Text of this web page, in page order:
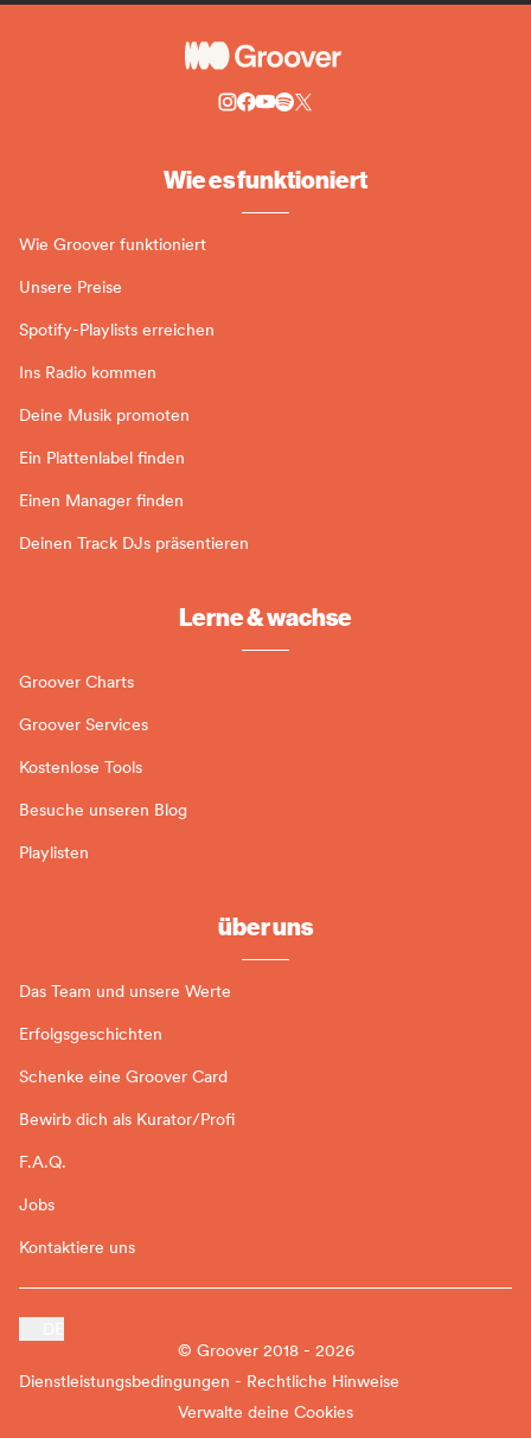
Wie es funktioniert
Wie Groover funktioniert
Unsere Preise
Spotify-Playlists erreichen
Ins Radio kommen
Deine Musik promoten
Ein Plattenlabel finden
Einen Manager finden
Deinen Track DJs präsentieren
Lerne & wachse
Groover Charts
Groover Services
Kostenlose Tools
Besuche unseren Blog
Playlisten
über uns
Das Team und unsere Werte
Erfolgsgeschichten
Schenke eine Groover Card
Bewirb dich als Kurator/Profi
F.A.Q.
Jobs
Kontaktiere uns
© Groover 2018 - 2026
Dienstleistungsbedingungen - Rechtliche Hinweise
Verwalte deine Cookies